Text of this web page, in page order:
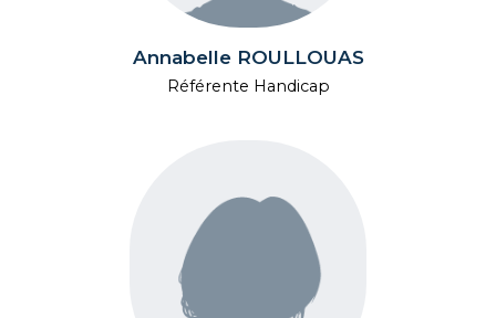
Annabelle ROULLOUAS
Référente Handicap